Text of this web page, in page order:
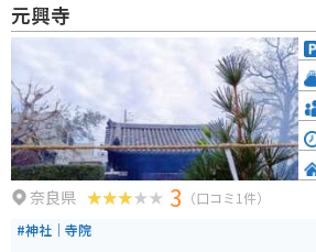
れています。 奈良市内や周辺観光の拠点としても便利で、世界遺産の元興寺
や、東大寺、春日大社などへのアクセスも良好で
元興寺
奈良県 3 （口コミ1件）
#神社｜寺院